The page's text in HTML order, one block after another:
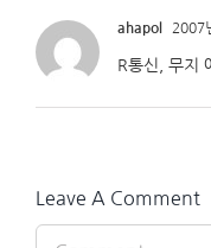
ahapol 2007
R통신, 무지
Leave A Comment